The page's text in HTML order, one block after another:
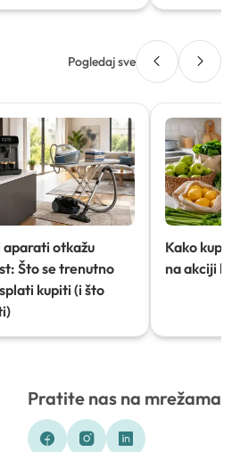
Pogledaj sve
aparati otkažu
Što se trenutno
kupiti (i što
Kako
na akciji
Pratite nas na mrežama